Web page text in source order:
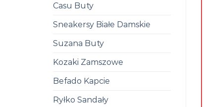
Casu Buty
Sneakersy Białe Damskie
Suzana Buty
Kozaki Zamszowe
Befado Kapcie
Ryłko Sandały